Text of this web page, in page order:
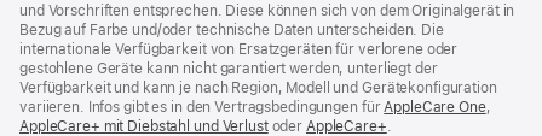
und Vorschriften entsprechen. Diese können sich von dem Originalgerät in
Bezug auf Farbe und/oder technische Daten unterscheiden. Die
internationale Verfügbarkeit von Ersatzgeräten für verlorene oder
gestohlene Geräte kann nicht garantiert werden, unterliegt der
Verfügbarkeit und kann je nach Region, Modell und Gerätekonfiguration
variieren. Infos gibt es in den Vertragsbedingungen fürAppleCare One(Öffnet
,
AppleCare+ mit Diebstahl und Verlust(Öffnet
oder AppleCare+(Öffnet
.